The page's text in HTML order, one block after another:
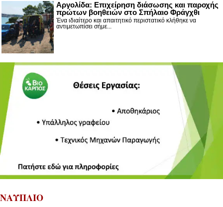
Αργολίδα: Επιχείρηση διάσωσης και παροχής
πρώτων βοηθειών στο Σπήλαιο Φράγχθι
Ένα ιδιαίτερο και απαιτητικό περιστατικό κλήθηκε να
αντιμετωπίσει σήμε...
ΝΑΥΠΛΙΟ